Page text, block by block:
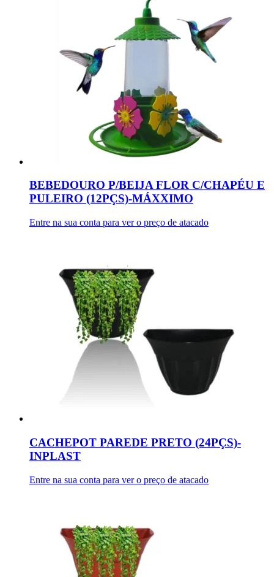
BEBEDOURO P/BEIJA FLOR C/CHAPÉU E
PULEIRO (12PÇS)-MÁXXIMO
Entre na sua conta para ver o preço de atacado
CACHEPOT PAREDE PRETO (24PÇS)-
INPLAST
Entre na sua conta para ver o preço de atacado